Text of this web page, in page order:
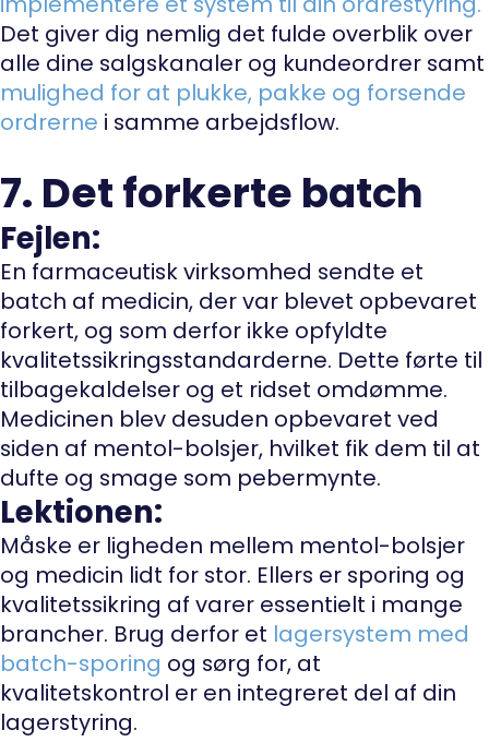
Det giver dig nemlig det fulde overblik over
alle dine salgskanaler og kundeordrer samt
mulighed for at plukke, pakke og forsende
ordrerne i samme arbejdsflow.
7. Det forkerte batch
Fejlen:
En farmaceutisk virksomhed sendte et
batch af medicin, der var blevet opbevaret
forkert, og som derfor ikke opfyldte
kvalitetssikringsstandarderne. Dette førte til
tilbagekaldelser og et ridset omdømme.
Medicinen blev desuden opbevaret ved
siden af mentol-bolsjer, hvilket fik dem til at
dufte og smage som pebermynte.
Lektionen:
Måske er ligheden mellem mentol-bolsjer
og medicin lidt for stor. Ellers er sporing og
kvalitetssikring af varer essentielt i mange
brancher. Brug derfor et lagersystem med
batch-sporing og sørg for, at
kvalitetskontrol er en integreret del af din
lagerstyring.